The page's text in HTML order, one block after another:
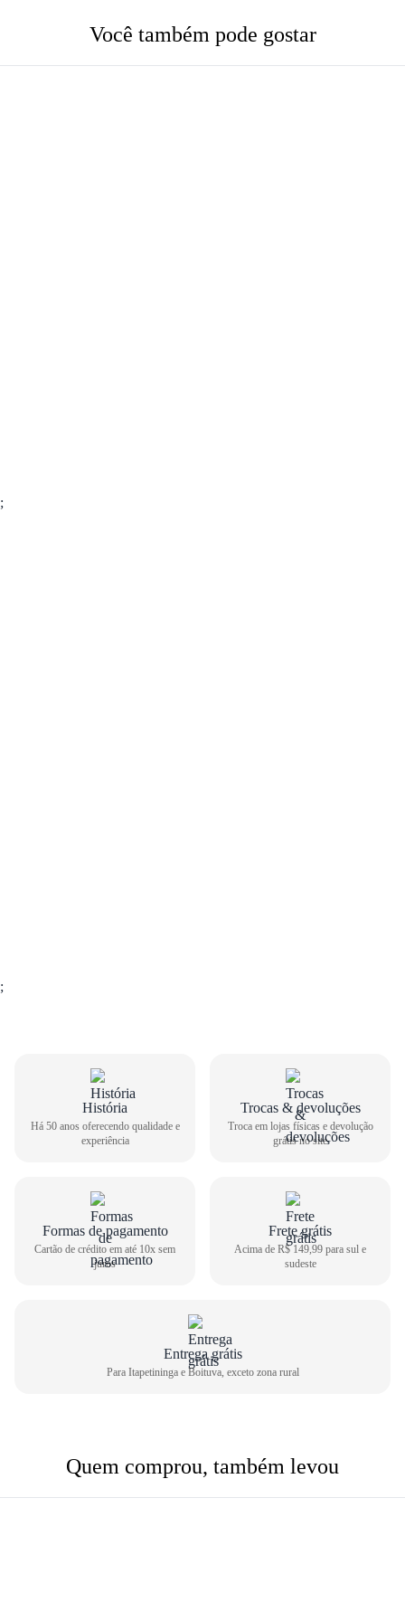
Você também pode gostar
;
;
História
Há 50 anos oferecendo qualidade e
experiência
Trocas & devoluções
Troca em lojas físicas e devolução
grátis no site
Formas de pagamento
Cartão de crédito em até 10x sem
juros
Frete grátis
Acima de R$ 149,99 para sul e
sudeste
Entrega grátis
Para Itapetininga e Boituva, exceto zona rural
Quem comprou, também levou